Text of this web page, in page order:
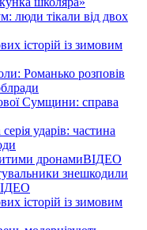
люди тікали від двох
історій із зимовим
Романько розповів
Сумщини: справа
ударів: частина
дронамиВІДЕО
знешкодили
історій із зимовим